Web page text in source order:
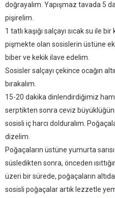
doğrayalım. Yapışmaz tavada 5
pişirelim.
1 tatlı kaşığı salçayı sıcak su ile
pişmekte olan sosislerin üstüne
biber ve kekik ilave edelim.
Sosisler salçayı çekince ocağın
bırakalım.
15-20 dakika dinlendirdiğimiz
serptikten sonra ceviz
sosisli iç harcı dolduralım.
dizelim.
Poğaçaların üstüne yumurta
süsledikten sonra, önceden
üzeri bir sürede, poğaçaların
sosisli poğaçalar artık lezzetle